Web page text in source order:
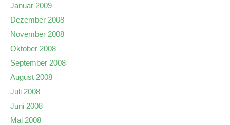
Januar 2009
Dezember 2008
November 2008
Oktober 2008
September 2008
August 2008
Juli 2008
Juni 2008
Mai 2008